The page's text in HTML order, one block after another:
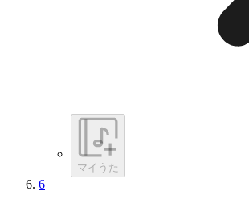
マイうた
6